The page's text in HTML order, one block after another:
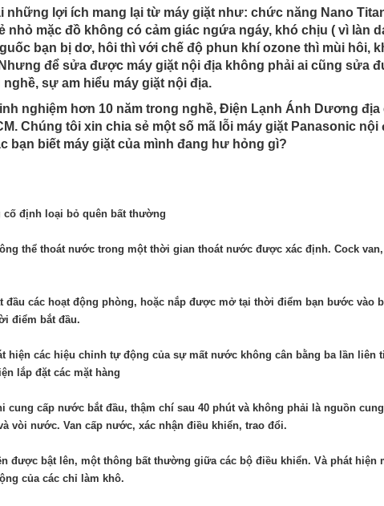
những lợi ích mang lại từ máy giặt như: chức năng Nano
nhỏ mặc đồ không có cảm giác ngứa ngáy, khó chịu ( vì làn
bạn bị dơ, hôi thì với chế độ phun khí ozone thì mùi hôi,
để sửa được máy giặt nội địa không phải ai cũng sửa
nghề, sự am hiểu máy giặt nội địa.
nghiệm hơn 10 năm trong nghề, Điện Lạnh Ánh Dương
Chúng tôi xin chia sẻ một số mã lỗi máy giặt Panasonic
bạn biết máy giặt của mình đang hư hỏng gì?
cố định loại bỏ quên bất thường
thể thoát nước trong một thời gian thoát nước được xác định. Cock
đầu các hoạt động phòng, hoặc nắp được mở tại thời điểm bạn bước
điểm bắt đầu.
hiện các hiệu chỉnh tự động của sự mất nước không cân bằng ba lần liên
lắp đặt các mặt hàng
cung cấp nước bắt đầu, thậm chí sau 40 phút và không phải là nguồn
vòi nước. Van cấp nước, xác nhận điều khiển, trao đổi.
được bật lên, một thông bất thường giữa các bộ điều khiển. Và phát
của các chỉ làm khô.